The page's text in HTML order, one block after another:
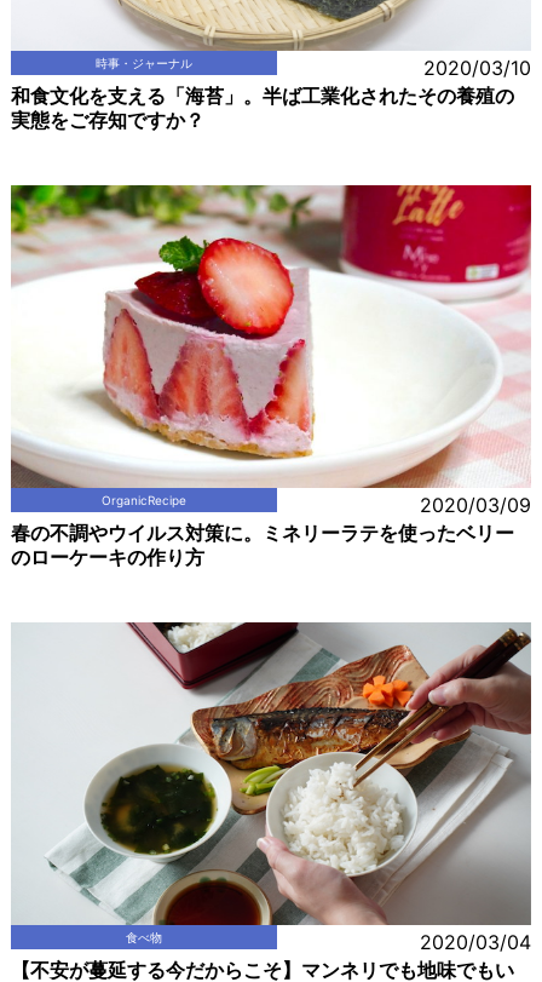
時事・ジャーナル 2020/03/10
和食文化を支える「海苔」。半ば工業化されたその養殖の
実態をご存知ですか？
OrganicRecipe 2020/03/09
春の不調やウイルス対策に。ミネリーラテを使ったベリー
のローケーキの作り方
食べ物 2020/03/04
【不安が蔓延する今だからこそ】マンネリでも地味でもい